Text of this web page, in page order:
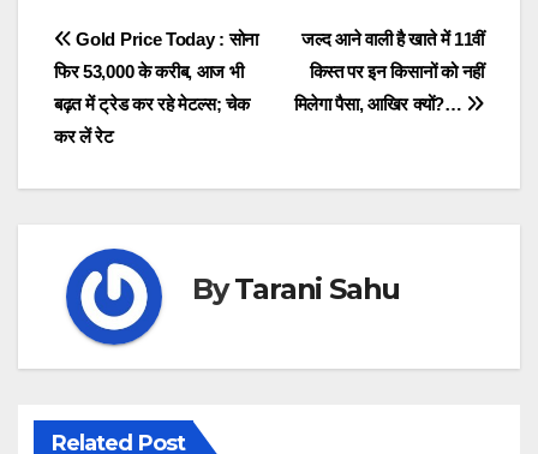
Post
navigation
जल्‍द आने वाली है खाते में 11वीं
किस्‍त पर इन किसानों को नहीं
मिलेगा पैसा, आखिर क्‍यों?…
Gold Price Today : सोना
फिर 53,000 के करीब, आज भी
बढ़त में ट्रेड कर रहे मेटल्स; चेक
कर लें रेट
ByTarani Sahu
Related Post